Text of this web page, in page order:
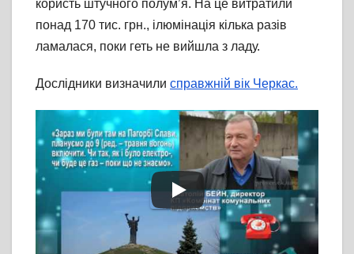
користь штучного полум’я. На це витратили
понад 170 тис. грн., ілюмінація кілька разів
ламалася, поки геть не вийшла з ладу.
Дослідники визначили справжній вік Черкас.